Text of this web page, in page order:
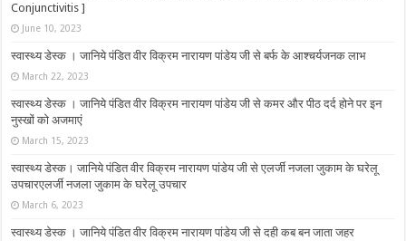
Conjunctivitis ]
June 10, 2023
स्वास्थ्य डेस्क । जानिये पंडित वीर विक्रम नारायण पांडेय जी से बर्फ के आश्चर्यजनक लाभ
March 22, 2023
स्वास्थ्य डेस्क । जानिये पंडित वीर विक्रम नारायण पांडेय जी से कमर और पीठ दर्द होने पर इन
नुस्‍खों को अजमाएं
March 15, 2023
स्वास्थ्य डेस्क। जानिये पंडित वीर विक्रम नारायण पांडेय जी से एलर्जी नजला जुकाम के घरेलू
उपचारएलर्जी नजला जुकाम के घरेलू उपचार
March 6, 2023
स्वास्थ्य डेस्क । जानिये पंडित वीर विक्रम नारायण पांडेय जी से दही कब बन जाता जहर